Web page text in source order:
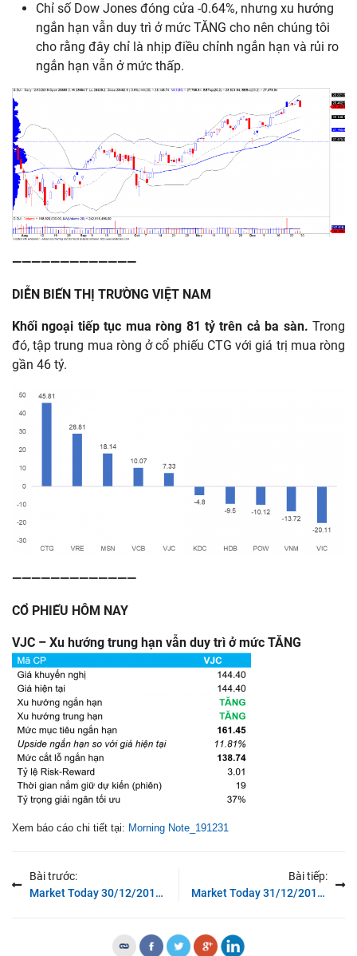
Chỉ số Dow Jones đóng cửa -0.64%, nhưng xu hướng
ngắn hạn vẫn duy trì ở mức TĂNG cho nên chúng tôi
cho rằng đây chỉ là nhịp điều chỉnh ngắn hạn và rủi ro
ngắn hạn vẫn ở mức thấp.
—————————————
DIỄN BIẾN THỊ TRƯỜNG VIỆT NAM
Khối ngoại tiếp tục mua ròng 81 tỷ trên cả ba sàn. Trong
đó, tập trung mua ròng ở cổ phiếu CTG với giá trị mua ròng
gần 46 tỷ.
—————————————
CỔ PHIẾU HÔM NAY
VJC – Xu hướng trung hạn vẫn duy trì ở mức TĂNG
Xem báo cáo chi tiết tại: Morning Note_191231
Bài trước:
Market Today 30/12/2019: Xu hướng của chỉ số VNSmallcaps bị hạ xuống mức giảm
Bài tiếp:
Market Today 31/12/2019: Chỉ số VN-Index tăng 7.7% trong năm 2019